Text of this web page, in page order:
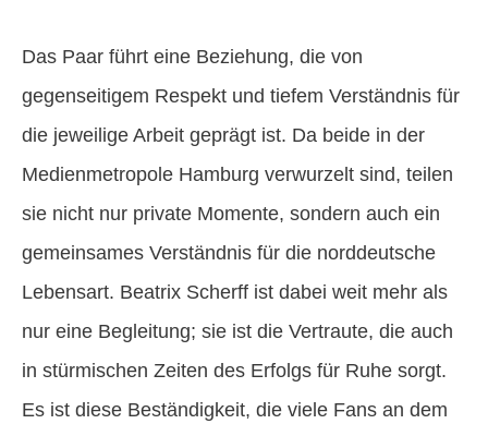
Das Paar führt eine Beziehung, die von
gegenseitigem Respekt und tiefem Verständnis für
die jeweilige Arbeit geprägt ist. Da beide in der
Medienmetropole Hamburg verwurzelt sind, teilen
sie nicht nur private Momente, sondern auch ein
gemeinsames Verständnis für die norddeutsche
Lebensart. Beatrix Scherff ist dabei weit mehr als
nur eine Begleitung; sie ist die Vertraute, die auch
in stürmischen Zeiten des Erfolgs für Ruhe sorgt.
Es ist diese Beständigkeit, die viele Fans an dem